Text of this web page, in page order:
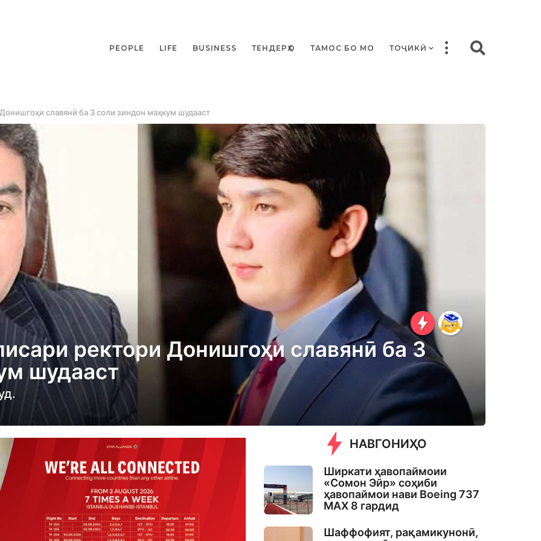
PEOPLE LIFE BUSINESS ТЕНДЕРҲО ТАМОС БО МО ТОҶИКӢ
славянӣ ба 3 соли зиндон маҳкум шудааст
ректори Донишгоҳи славянӣ ба 3
шудааст
НАВГОНИҲО
Ширкати ҳавопаймоии
«Сомон Эйр» соҳиби
ҳавопаймои нави Boeing 737
MAX 8 гардид
Шаффофият, рақамикунонӣ,